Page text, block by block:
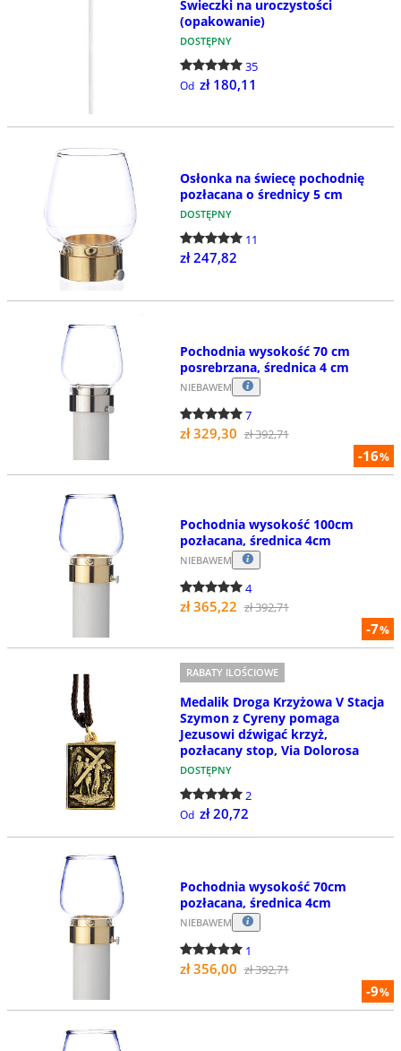
Świeczki na uroczystości
(opakowanie)
DOSTĘPNY
35
Od zł 180,11
Osłonka na świecę pochodnię
pozłacana o średnicy 5 cm
DOSTĘPNY
11
zł 247,82
-16%
Pochodnia wysokość 70 cm
posrebrzana, średnica 4 cm
NIEBAWEM
7
zł 329,30 zł 392,71
-7%
Pochodnia wysokość 100cm
pozłacana, średnica 4cm
NIEBAWEM
4
zł 365,22 zł 392,71
RABATY ILOŚCIOWE
Medalik Droga Krzyżowa V Stacja
Szymon z Cyreny pomaga
Jezusowi dźwigać krzyż,
pozłacany stop, Via Dolorosa
DOSTĘPNY
2
Od zł 20,72
-9%
Pochodnia wysokość 70cm
pozłacana, średnica 4cm
NIEBAWEM
1
zł 356,00 zł 392,71